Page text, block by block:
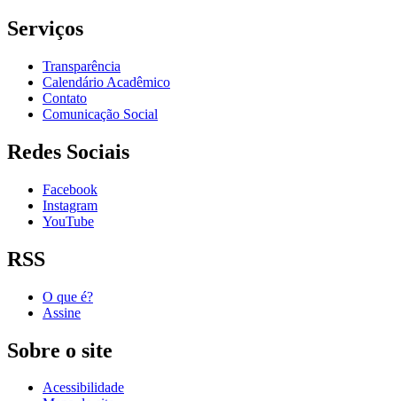
Serviços
Transparência
Calendário Acadêmico
Contato
Comunicação Social
Redes Sociais
Facebook
Instagram
YouTube
RSS
O que é?
Assine
Sobre o site
Acessibilidade